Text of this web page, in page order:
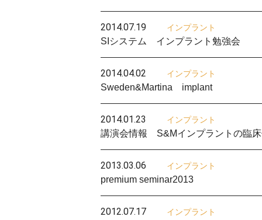
2014.07.19 インプラント
SIシステム インプラント勉強会
2014.04.02 インプラント
Sweden&Martina implant
2014.01.23 インプラント
講演会情報 S&Mインプラントの臨
2013.03.06 インプラント
premium seminar2013
2012.07.17 インプラント